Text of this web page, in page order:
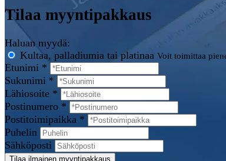
Tilaa myyntipakkaus
Haluan myydä:
Kultaa, palladiumia tai platinaa Voit toimittaa
Etunimi *
Sukunimi *
Lähiosoite *
Postinumero *
Postitoimipaikka *
Puhelin
Sähköposti
Tilaa ilmainen myyntipakkaus